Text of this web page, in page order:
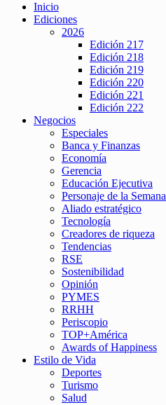
Inicio
Ediciones
2026
Edición 217
Edición 218
Edición 219
Edición 220
Edición 221
Edición 222
Negocios
Especiales
Banca y Finanzas
Economía
Gerencia
Educación Ejecutiva
Personaje de la Semana
Aliado estratégico
Tecnología
Creadores de riqueza
Tendencias
RSE
Sostenibilidad
Opinión
PYMES
RRHH
Periscopio
TOP+América
Awards of Happiness
Estilo de Vida
Deportes
Turismo
Salud